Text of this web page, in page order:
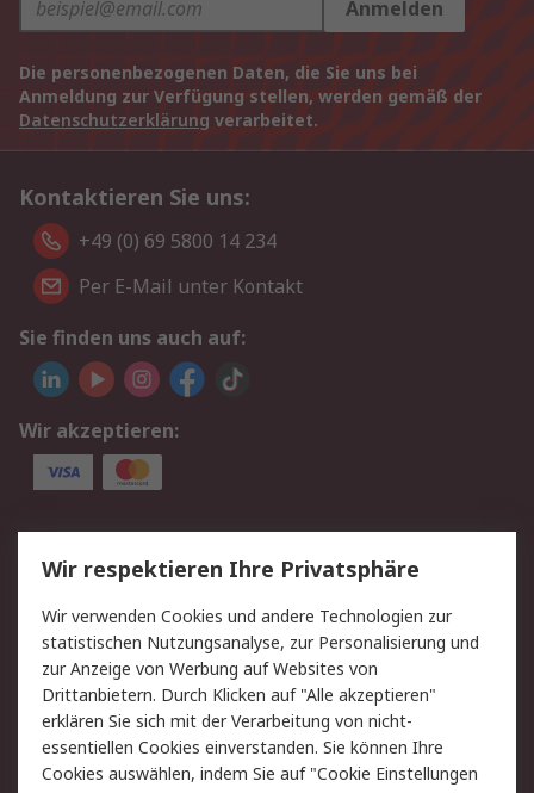
Anmelden
Die personenbezogenen Daten, die Sie uns bei
Anmeldung zur Verfügung stellen, werden gemäß der
Datenschutzerklärung verarbeitet.
Kontaktieren Sie uns:
+49 (0) 69 5800 14 234
Per E-Mail unter Kontakt
Sie finden uns auch auf:
Wir akzeptieren:
Service
Value Added Services
Lieferlösungen
Rücksendungen
Kontakt
Hilfe
Privatkunden
Rechtliches
AGB
Datenschutz
Wir respektieren Ihre Privatsphäre
Wir verwenden Cookies und andere Technologien zur
statistischen Nutzungsanalyse, zur Personalisierung und
zur Anzeige von Werbung auf Websites von
Drittanbietern. Durch Klicken auf "Alle akzeptieren"
erklären Sie sich mit der Verarbeitung von nicht-
essentiellen Cookies einverstanden. Sie können Ihre
Cookies auswählen, indem Sie auf "Cookie Einstellungen